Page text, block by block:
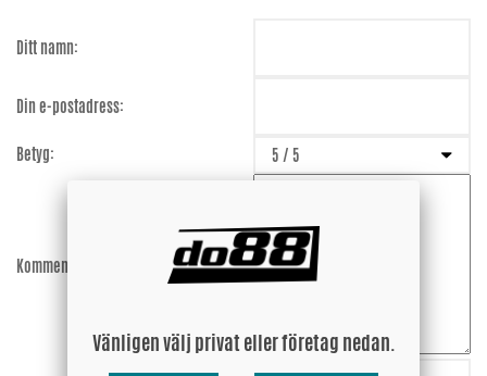
Ditt namn:
Din e-postadress:
Betyg:
Kommentar:
Vänligen välj privat eller företag nedan.